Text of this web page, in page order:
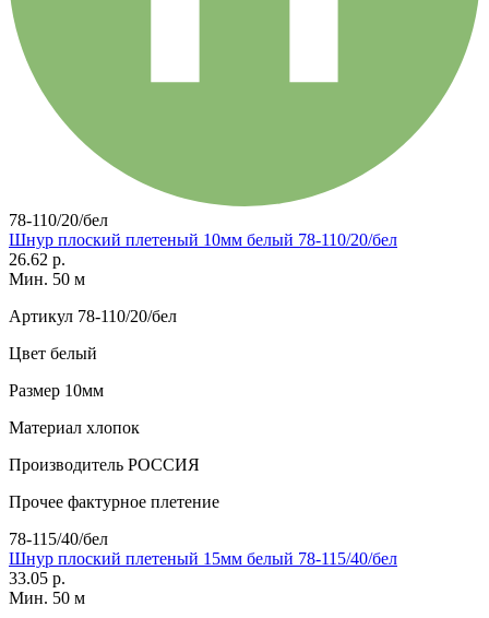
78-110/20/бел
Шнур плоский плетеный 10мм белый 78-110/20/бел
26.62 р.
Мин. 50 м
Артикул 78-110/20/бел
Цвет белый
Размер 10мм
Материал хлопок
Производитель РОССИЯ
Прочее фактурное плетение
78-115/40/бел
Шнур плоский плетеный 15мм белый 78-115/40/бел
33.05 р.
Мин. 50 м